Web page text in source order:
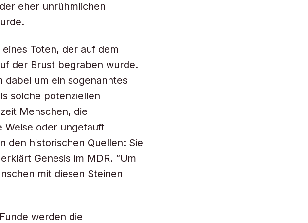
eher unrühmlichen
Toten, der auf dem
der Brust begraben wurde.
dabei um ein sogenanntes
solche potenziellen
Menschen, die
Weise oder ungetauft
den historischen Quellen: Sie
Genesis im MDR. “Um
mit diesen Steinen
werden die